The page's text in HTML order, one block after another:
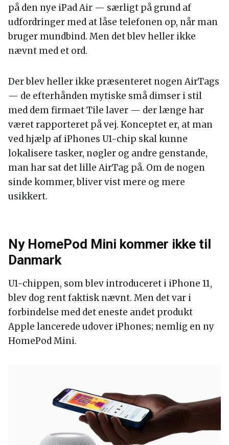
på den nye iPad Air — særligt på grund af
udfordringer med at låse telefonen op, når man
bruger mundbind. Men det blev heller ikke
nævnt med et ord.
Der blev heller ikke præsenteret nogen AirTags
— de efterhånden mytiske små dimser i stil
med dem firmaet Tile laver — der længe har
været rapporteret på vej. Konceptet er, at man
ved hjælp af iPhones U1-chip skal kunne
lokalisere tasker, nøgler og andre genstande,
man har sat det lille AirTag på. Om de nogen
sinde kommer, bliver vist mere og mere
usikkert.
Ny HomePod Mini kommer ikke til
Danmark
U1-chippen, som blev introduceret i iPhone 11,
blev dog rent faktisk nævnt. Men det var i
forbindelse med det eneste andet produkt
Apple lancerede udover iPhones; nemlig en ny
HomePod Mini.